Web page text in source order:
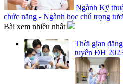
Ngành Kỹ
chức năng - Ngành học chú trọng
Bài xem nhiều nhất
Thời gian
tuyển ĐH